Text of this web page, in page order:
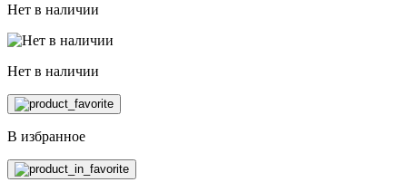
Нет в наличии
Нет в наличии
В избранное